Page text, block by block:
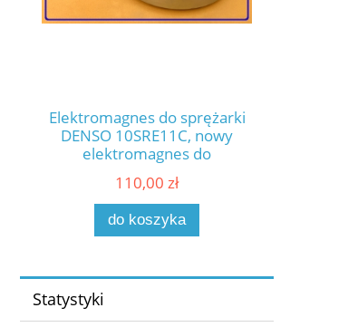
Elektromagnes do sprężarki
DENSO 10SRE11C, nowy
elektromagnes do
klimatyzacji TOYOTA Hilux
2.4, 2.8 (2015 -), części
zamienne do sprzęgieł
kompresorów (EM-116)
110,00 zł
do koszyka
Statystyki